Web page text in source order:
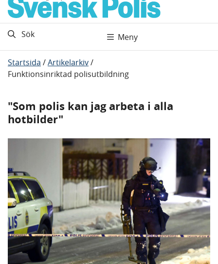
Sök Meny
Startsida /Artikelarkiv/
Funktionsinriktad polisutbildning
"Som polis kan jag arbeta i alla
hotbilder"